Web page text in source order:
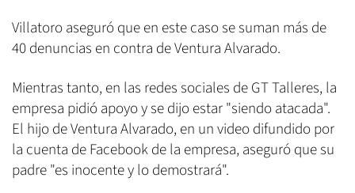
Villatoro aseguró que en este caso se suman más de
40 denuncias en contra de Ventura Alvarado.
Mientras tanto, en las redes sociales de GT Talleres, la
empresa pidió apoyo y se dijo estar "siendo atacada".
El hijo de Ventura Alvarado, en un video difundido por
la cuenta de Facebook de la empresa, aseguró que su
padre "es inocente y lo demostrará".